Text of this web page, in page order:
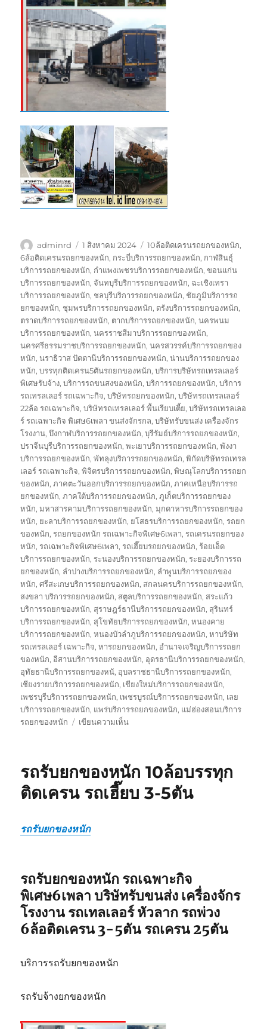
ผู้
เขียน
adminrd
เขียน
เมื่อ
1 สิงหาคม 2024
ป้าย
กำกับ
10ล้อติดเครนรถยกของหนัก,
6ล้อติดเครนรถยกของหนัก, กระบี่บริการรถยกของหนัก, กาฬสินธุ์
บริการรถยกของหนัก, กำแพงเพชรบริการรถยกของหนัก,ขอนแก่น
บริการรถยกของหนัก, จันทบุรีบริการรถยกของหนัก, ฉะเชิงเทรา
บริการรถยกของหนัก, ชลบุรีบริการรถยกของหนัก, ชัยภูมิบริการรถ
ยกของหนัก, ชุมพรบริการรถยกของหนัก, ตรังบริการรถยกของหนัก,
ตราดบริการรถยกของหนัก, ตากบริการรถยกของหนัก,นครพนม
บริการรถยกของหนัก,นครราชสีมาบริการรถยกของหนัก,
นครศรีธรรมราชบริการรถยกของหนัก,นครสวรรค์บริการรถยกของ
หนัก,นราธิวาส ปัตตานีบริการรถยกของหนัก,น่านบริการรถยกของ
หนัก,บรรทุกติดเครน5ตันรถยกของหนัก,บริการบริษัทรถเทรลเลอร์
พิเศษรับจ้าง,บริการรถขนสงของหนัก,บริการรถยกของหนัก,บริการ
รถเทรลเลอร์ รถเฉพาะกิจ,บริษัทรถยกของหนัก,บริษัทรถเทรลเลอร์
22ล้อ รถเฉพาะกิจ,บริษัทรถเทรลเลอร์ พื้นเรียบเตี้ย,บริษัทรถเทรลเลอ
ร์ รถเฉพาะกิจ พิเศษ6เพลา ขนส่งจักรกล,บริษัทรับขนส่ง เครื่องจักร
โรงงาน,บึงกาฬบริการรถยกของหนัก,บุรีรัมย์บริการรถยกของหนัก,
ปราจีนบุรีบริการรถยกของหนัก,พะเยาบริการรถยกของหนัก,พังงา
บริการรถยกของหนัก,พัทลุงบริการรถยกของหนัก,พิกัดบริษัทรถเทรล
เลอร์ รถเฉพาะกิจ,พิจิตรบริการรถยกของหนัก,พิษณุโลกบริการรถยก
ของหนัก,ภาคตะวันออกบริการรถยกของหนัก,ภาคเหนือบริการรถ
ยกของหนัก,ภาคใต้บริการรถยกของหนัก,ภูเก็ตบริการรถยกของ
หนัก,มหาสารคามบริการรถยกของหนัก,มุกดาหารบริการรถยกของ
หนัก, ยะลาบริการรถยกของหนัก, ยโสธรบริการรถยกของหนัก,รถยก
ของหนัก,รถยกของหนัก รถเฉพาะกิจพิเศษ6เพลา,รถเครนรถยกของ
หนัก,รถเฉพาะกิจพิเศษ6เพลา,รถเฮี๊ยบรถยกของหนัก,ร้อยเอ็ด
บริการรถยกของหนัก,ระนองบริการรถยกของหนัก,ระยองบริการรถ
ยกของหนัก, ลำปางบริการรถยกของหนัก, ลำพูนบริการรถยกของ
หนัก,ศรีสะเกษบริการรถยกของหนัก, สกลนครบริการรถยกของหนัก,
สงขลา บริการรถยกของหนัก, สตูลบริการรถยกของหนัก, สระแก้ว
บริการรถยกของหนัก, สุราษฎร์ธานีบริการรถยกของหนัก, สุรินทร์
บริการรถยกของหนัก, สุโขทัยบริการรถยกของหนัก,หนองคาย
บริการรถยกของหนัก,หนองบัวลำภูบริการรถยกของหนัก,หาบริษัท
รถเทรลเลอร์ เฉพาะกิจ,หารถยกของหนัก, อำนาจเจริญบริการรถยก
ของหนัก, อีสานบริการรถยกของหนัก, อุดรธานีบริการรถยกของหนัก,
อุทัยธานีบริการรถยกของหนั, อุบลราชธานีบริการรถยกของหนัก,
เชียงรายบริการรถยกของหนัก, เชียงใหม่บริการรถยกของหนัก,
เพชรบุรีบริการรถยกของหนัก, เพชรบูรณ์บริการรถยกของหนัก, เลย
บริการรถยกของหนัก, แพร่บริการรถยกของหนัก, แม่ฮ่องสอนบริการ
รถยกของหนัก
เขียนความเห็นบน
เลอ
รถ
รถรับยกของหนัก 10ล้อบรรทุก
ติดเครน รถเฮี๊ยบ 3-5ตัน
รถรับยกของหนัก
รถรับยกของหนัก รถเฉพาะกิจ
พิเศษ6เพลา บริษัทรับขนส่ง เครื่องจักร
โรงงาน รถเทลเลอร์ หัวลาก รถพ่วง
6ล้อติดเครน 3-5ตัน รถเครน 25ตัน
บริการรถรับยกของหนัก
รถรับจ้างยกของหนัก